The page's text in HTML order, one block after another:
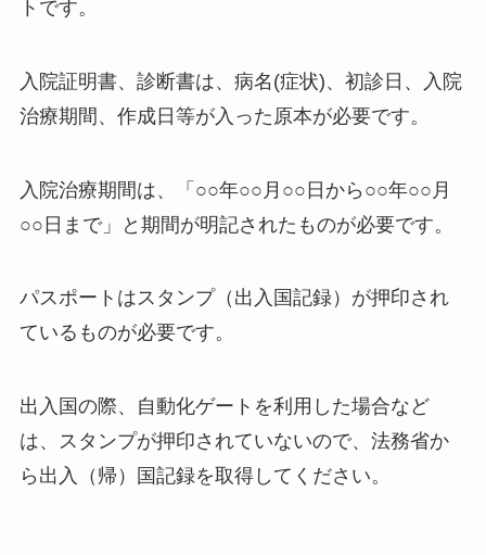
トです。
入院証明書、診断書は、病名(症状)、初診日、入院
治療期間、作成日等が入った原本が必要です。
入院治療期間は、「○○年○○月○○日から○○年○○月
○○日まで」と期間が明記されたものが必要です。
パスポートはスタンプ（出入国記録）が押印され
ているものが必要です。
出入国の際、自動化ゲートを利用した場合など
は、スタンプが押印されていないので、法務省か
ら出入（帰）国記録を取得してください。